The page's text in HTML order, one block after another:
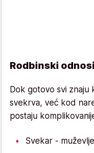
Rodbinski
Dok gotovo svi znaju
svekrva, već kod
postaju
Svekar -